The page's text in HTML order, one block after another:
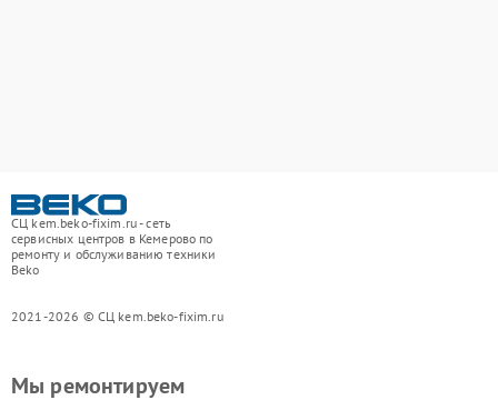
СЦ kem.beko-fixim.ru - сеть
сервисных центров в Кемерово по
ремонту и обслуживанию техники
Beko
2021-2026 © СЦ kem.beko-fixim.ru
Мы ремонтируем